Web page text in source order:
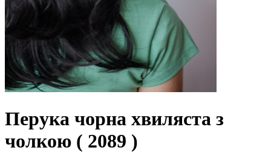
Перука чорна хвиляста з
чолкою ( 2089 )